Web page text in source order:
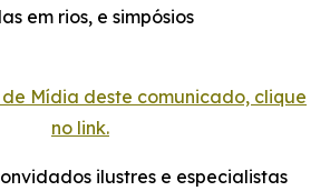
em rios, e simpósios
Mídia deste comunicado, clique
no link.
ilustres e especialistas